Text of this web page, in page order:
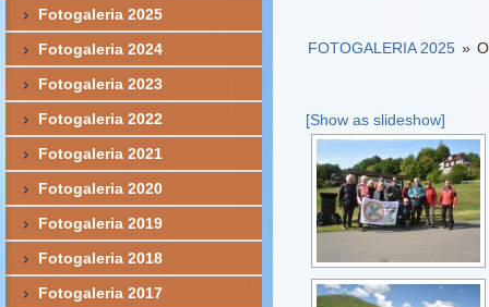
FOTOGALERIA 2025 »
[Show as slideshow]
Fotogaleria 2025
Fotogaleria 2024
Fotogaleria 2023
Fotogaleria 2022
Fotogaleria 2021
Fotogaleria 2020
Fotogaleria 2019
Fotogaleria 2018
Fotogaleria 2017